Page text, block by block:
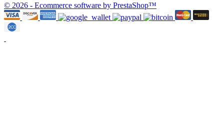
© 2026 - Ecommerce software by PrestaShop™